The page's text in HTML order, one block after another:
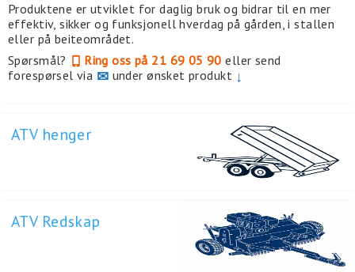
Produktene er utviklet for daglig bruk og bidrar til en mer
effektiv, sikker og funksjonell hverdag på gården, i stallen
eller på beiteområdet.
Spørsmål?
Ring oss på 21 69 05 90 eller send
forespørsel via ✉ under ønsket produkt ↓
ATV henger
ATV Redskap